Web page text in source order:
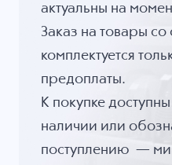
актуальны на
Заказ на товары со
комплектуется
предоплаты.
К покупке
наличии или
поступлению —